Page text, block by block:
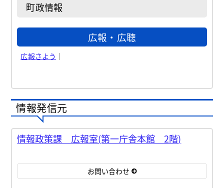
町政情報
広報・広聴
広報さよう ｜
情報発信元
情報政策課 広報室(第一庁舎本館 2階)
お問い合わせ